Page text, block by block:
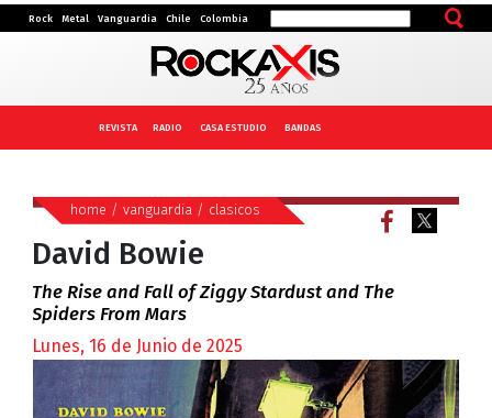
Rock Metal Vanguardia Chile Colombia
REVISTA RADIO CASA ESTUDIO BANDAS
home /vanguardia / clasicos
David Bowie
The Rise and Fall of Ziggy Stardust and The
Spiders From Mars
Lunes, 16 de Junio de 2025